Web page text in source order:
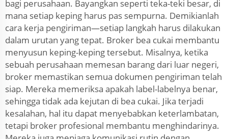
bagi perusahaan. Bayangkan seperti teka-teki besar, di
mana setiap keping harus pas sempurna. Demikianlah
cara kerja pengiriman—setiap langkah harus dilakukan
dalam urutan yang tepat. Broker bea cukai membantu
menyusun keping-keping tersebut. Misalnya, ketika
sebuah perusahaan memesan barang dari luar negeri,
broker memastikan semua dokumen pengiriman telah
siap. Mereka memeriksa apakah label-labelnya benar,
sehingga tidak ada kejutan di bea cukai. Jika terjadi
kesalahan, hal itu dapat menyebabkan keterlambatan,
tetapi broker profesional membantu menghindarinya.